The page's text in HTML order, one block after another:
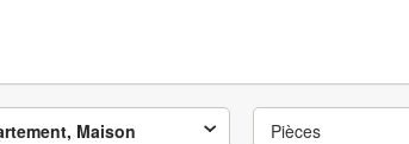
Maison Pièces